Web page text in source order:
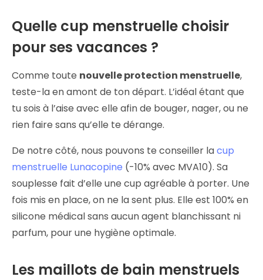
Quelle cup menstruelle choisir
pour ses vacances ?
Comme toute nouvelle protection menstruelle,
teste-la en amont de ton départ. L’idéal étant que
tu sois à l’aise avec elle afin de bouger, nager, ou ne
rien faire sans qu’elle te dérange.
De notre côté, nous pouvons te conseiller lacup
menstruelle Lunacopine (-10% avec MVA10). Sa
souplesse fait d’elle une cup agréable à porter. Une
fois mis en place, on ne la sent plus. Elle est 100% en
silicone médical sans aucun agent blanchissant ni
parfum, pour une hygiène optimale.
Les maillots de bain menstruels